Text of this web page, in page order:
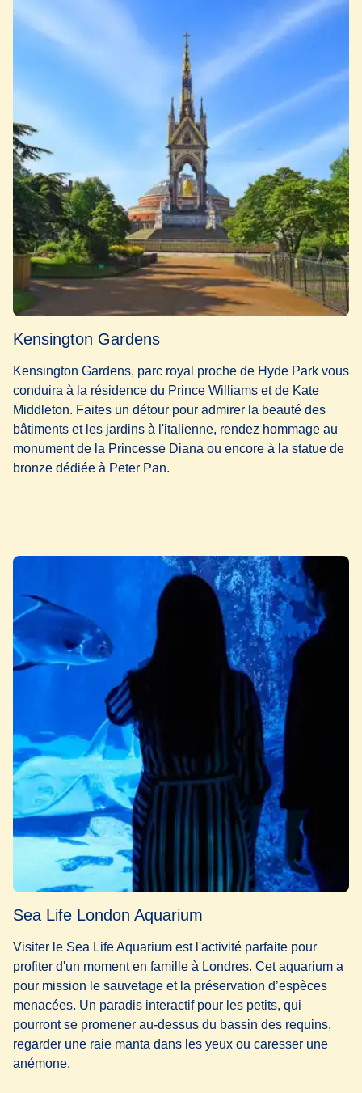
Kensington Gardens
Kensington Gardens, parc royal proche de Hyde Park vous
conduira à la résidence du Prince Williams et de Kate
Middleton. Faites un détour pour admirer la beauté des
bâtiments et les jardins à l'italienne, rendez hommage au
monument de la Princesse Diana ou encore à la statue de
bronze dédiée à Peter Pan.
Sea Life London Aquarium
Visiter le Sea Life Aquarium est l'activité parfaite pour
profiter d'un momenten famille à Londres. Cet aquarium a
pour mission le sauvetage et la préservation d’espèces
menacées. Un paradis interactif pour les petits, qui
pourront se promener au-dessus du bassin des requins,
regarder une raie manta dans les yeux ou caresser une
anémone.